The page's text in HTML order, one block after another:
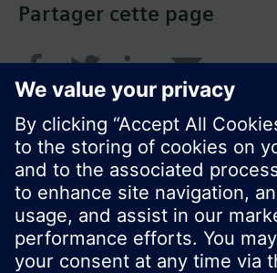
Partager cette page
© Siemens Switzerland Ltd. 2018